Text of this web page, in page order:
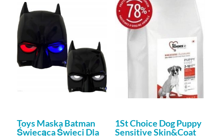
Toys Maska Batman
Świecąca Świeci Dla
1St Choice Dog Puppy
Sensitive Skin&Coat